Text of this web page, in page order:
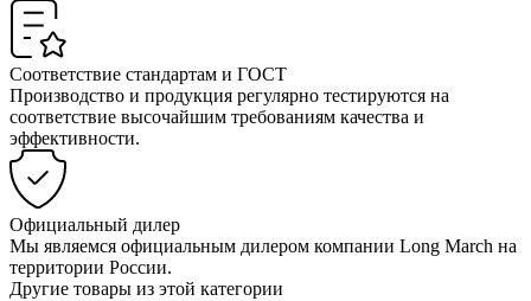
Соответствие стандартам и ГОСТ
Производство и продукция регулярно тестируются на
соответствие высочайшим требованиям качества и
эффективности.
Официальный дилер
Мы являемся официальным дилером компании Long March на
территории России.
Другие товары из этой категории